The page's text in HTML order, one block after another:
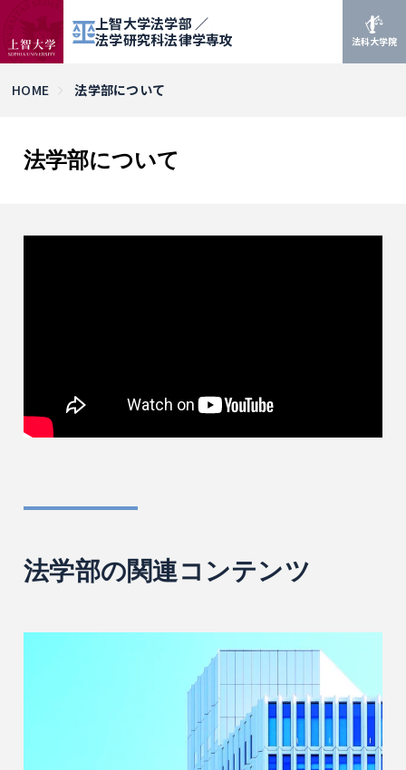
上智大学法学部 ／
法学研究科法律学専攻
法科大学院
HOME 法学部について
法学部について
法学部の関連コンテンツ